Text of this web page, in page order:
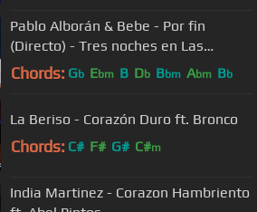
Pablo Alborán & Bebe - Por fin
(Directo) - Tres noches en Las
Ventas
Chords: Gb Ebm B Db Bbm Abm Bb
La Beriso - Corazón Duro ft. Bronco
Chords: C# F# G# C#m
India Martinez - Corazon Hambriento